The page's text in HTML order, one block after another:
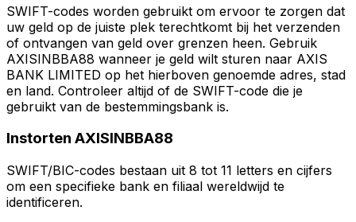
SWIFT-codes worden gebruikt om ervoor te zorgen dat
uw geld op de juiste plek terechtkomt bij het verzenden
of ontvangen van geld over grenzen heen. Gebruik
AXISINBBA88 wanneer je geld wilt sturen naar AXIS
BANK LIMITED op het hierboven genoemde adres, stad
en land. Controleer altijd of de SWIFT-code die je
gebruikt van de bestemmingsbank is.
Instorten AXISINBBA88
SWIFT/BIC-codes bestaan uit 8 tot 11 letters en cijfers
om een specifieke bank en filiaal wereldwijd te
identificeren.